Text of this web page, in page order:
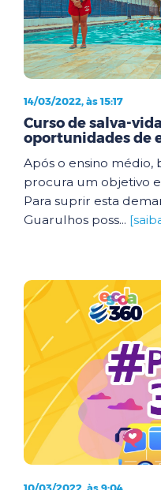
14/03/2022, às 15:17
Curso de salva-
oportunidades de
Após o ensino médio,
procura um objetivo
Para suprir esta
Guarulhos poss...
10/03/2022, às 9:04